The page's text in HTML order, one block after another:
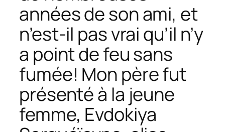
années de son ami, et
n’est-il pas vrai qu’il n’y
a point de feu sans
fumée! Mon père fut
présenté à la jeune
femme, Evdokiya